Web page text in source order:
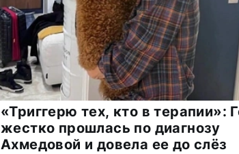
«Триггерю тех, кто в терапии»:
жестко прошлась по диагнозу
Ахмедовой и довела ее до слёз